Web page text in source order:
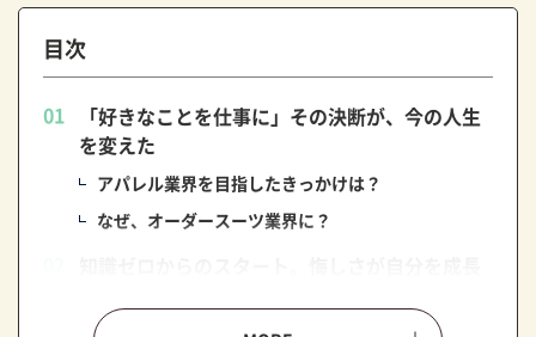
目次
「好きなことを仕事に」その決断が、今の人生
を変えた
アパレル業界を目指したきっかけは？
なぜ、オーダースーツ業界に？
入社後の流れは？